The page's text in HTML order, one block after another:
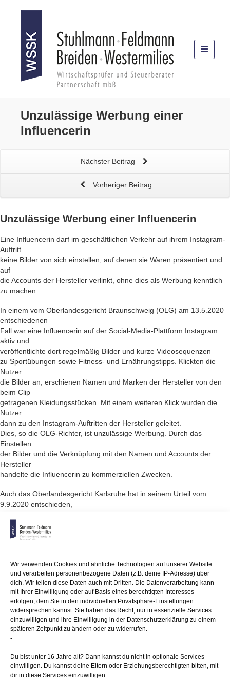
Wir verwenden Cookies und ähnliche Technologien auf unserer Website
und verarbeiten personenbezogene Daten (z.B. deine IP-Adresse) über
dich. Wir teilen diese Daten auch mit Dritten. Die Datenverarbeitung kann
mit Ihrer Einwilligung oder auf Basis eines berechtigten Interesses
erfolgen, dem Sie in den individuellen Privatsphäre-Einstellungen
widersprechen kannst. Sie haben das Recht, nur in essenzielle Services
einzuwilligen und ihre Einwilligung in der Datenschutzerklärung zu einem
späteren Zeitpunkt zu ändern oder zu widerrufen.
-
Du bist unter 16 Jahre alt? Dann kannst du nicht in optionale Services
einwilligen. Du kannst deine Eltern oder Erziehungsberechtigten bitten, mit
dir in diese Services einzuwilligen.
Unzulässige Werbung einer
Influencerin
Nächster Beitrag
Vorheriger Beitrag
Unzulässige Werbung einer Influencerin
Eine Influencerin darf im geschäftlichen Verkehr auf ihrem Instagram-
Auftritt
keine Bilder von sich einstellen, auf denen sie Waren präsentiert und
auf
die Accounts der Hersteller verlinkt, ohne dies als Werbung kenntlich
zu machen.
In einem vom Oberlandesgericht Braunschweig (OLG) am 13.5.2020
entschiedenen
Fall war eine Influencerin auf der Social-Media-Plattform Instagram
aktiv und
veröffentlichte dort regelmäßig Bilder und kurze Videosequenzen
zu Sportübungen sowie Fitness- und Ernährungstipps. Klickten die
Nutzer
die Bilder an, erschienen Namen und Marken der Hersteller von den
beim Clip
getragenen Kleidungsstücken. Mit einem weiteren Klick wurden die
Nutzer
dann zu den Instagram-Auftritten der Hersteller geleitet.
Dies, so die OLG-Richter, ist unzulässige Werbung. Durch das
Einstellen
der Bilder und die Verknüpfung mit den Namen und Accounts der
Hersteller
handelte die Influencerin zu kommerziellen Zwecken.
Auch das Oberlandesgericht Karlsruhe hat in seinem Urteil vom
9.9.2020 entschieden,
Werbung
für andere Unternehmen entsprechend kenntlich zu machen. Sog.
Handlung anzusehen.
Die Influencerin betreibt den Instagram-Account nicht privat, sondern
zugunsten
der Imagepflege und zum Aufbau ihrer eigenen Marke und ihres
Unternehmens. Nicht
allein entscheidend sei hierbei, dass sie für bestimmte Werbung keine
materielle
Drittunternehmen
an einem Influencer-Marketing zu wecken und auf diese Weise
Umsätze zu